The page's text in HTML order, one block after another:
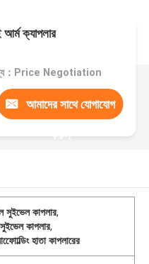
আর্ম ক্যাপলার
：Price Negotiation
আমাদের সাথে যোগাযোগ
করুন
সুইভেল কাপলার,
কাপলার,
হাতা কাপলারের